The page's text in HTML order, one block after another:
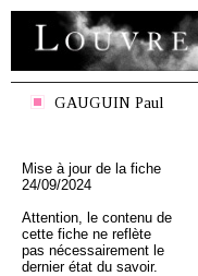
GAUGUIN Paul
Mise à jour de la fiche
24/09/2024
Attention, le contenu de
cette fiche ne reflète
pas nécessairement le
dernier état du savoir.